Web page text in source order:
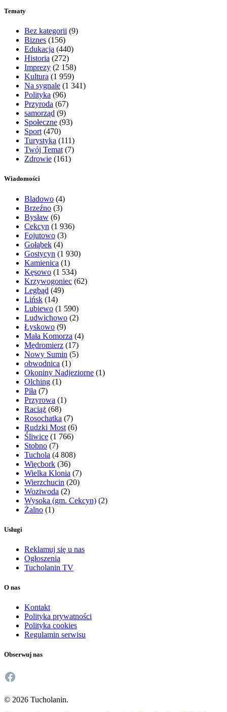
Tematy
Bez kategorii (9)
Biznes (156)
Edukacja (440)
Historia (272)
Imprezy (2 158)
Kultura (1 959)
Na sygnale (1 341)
Polityka (96)
Przyroda (67)
samorząd (9)
Społeczne (93)
Sport (470)
Turystyka (111)
Twój Temat (7)
Zdrowie (161)
Wiadomości
Bladowo (4)
Brzeźno (3)
Bysław (6)
Cekcyn (1 936)
Fojutowo (3)
Gołąbek (4)
Gostycyn (1 930)
Kamienica (1)
Kęsowo (1 534)
Krzywogoniec (62)
Legbąd (49)
Lińsk (14)
Lubiewo (1 590)
Ludwichowo (2)
Łyskowo (9)
Mała Komorza (4)
Mędromierz (17)
Nowy Sumin (5)
obwodnica (1)
Okoniny Nadjeziorne (1)
Olching (1)
Piła (7)
Przyrowa (1)
Raciąż (68)
Rosochatka (7)
Rudzki Most (6)
Śliwice (1 766)
Stobno (7)
Tuchola (4 808)
Więcbork (36)
Wielka Klonia (7)
Wierzchucin (20)
Woziwoda (2)
Wysoka (gm. Cekcyn) (2)
Żalno (1)
Usługi
Reklamuj się u nas
Ogłoszenia
Tucholanin TV
O nas
Kontakt
Polityka prywatności
Polityka cookies
Regulamin serwisu
Obserwuj nas
Facebook
© 2026 Tucholanin.